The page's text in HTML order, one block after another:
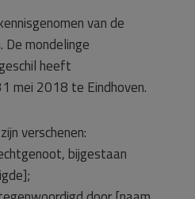
van de
mondelinge
heeft
mei 2018 te Eindhoven.
verschenen:
bijgestaan